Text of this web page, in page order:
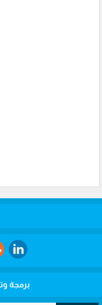
برمجة